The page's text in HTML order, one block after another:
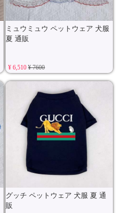
ミュウミュウ ペットウェア 犬服
夏 通販
¥ 6,510¥ 7600
グッチ ペットウェア 犬服 夏 通
販